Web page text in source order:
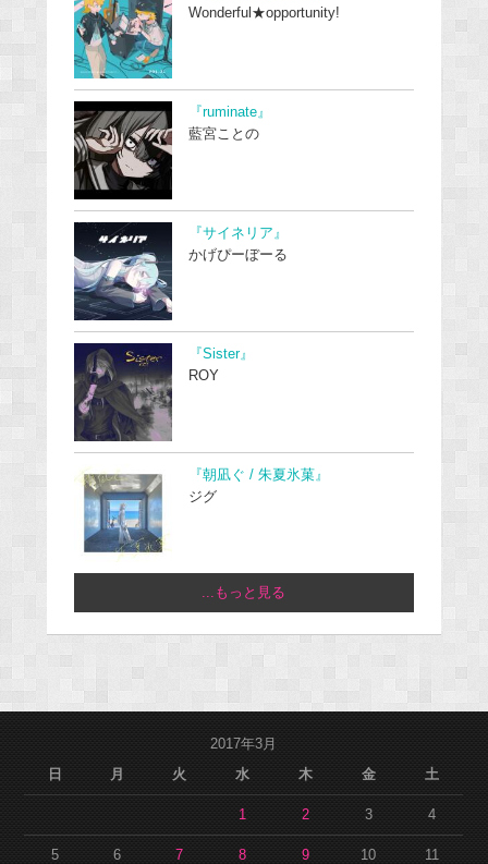
Wonderful★opportunity!
『ruminate』
藍宮ことの
『サイネリア』
かげぴーぼーる
『Sister』
ROY
『朝凪ぐ / 朱夏氷菓』
ジグ
...もっと見る
2017年3月
日
月 火 水 木 金 土
1 2 3 4
5 6 7 8 9 10 11